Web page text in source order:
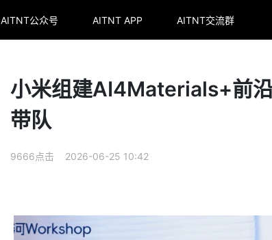
AITNT公众号 AITNT APP AITNT交流群
小米组建AI4Materials+前
带队
9666点击 2026-06-25 10:42